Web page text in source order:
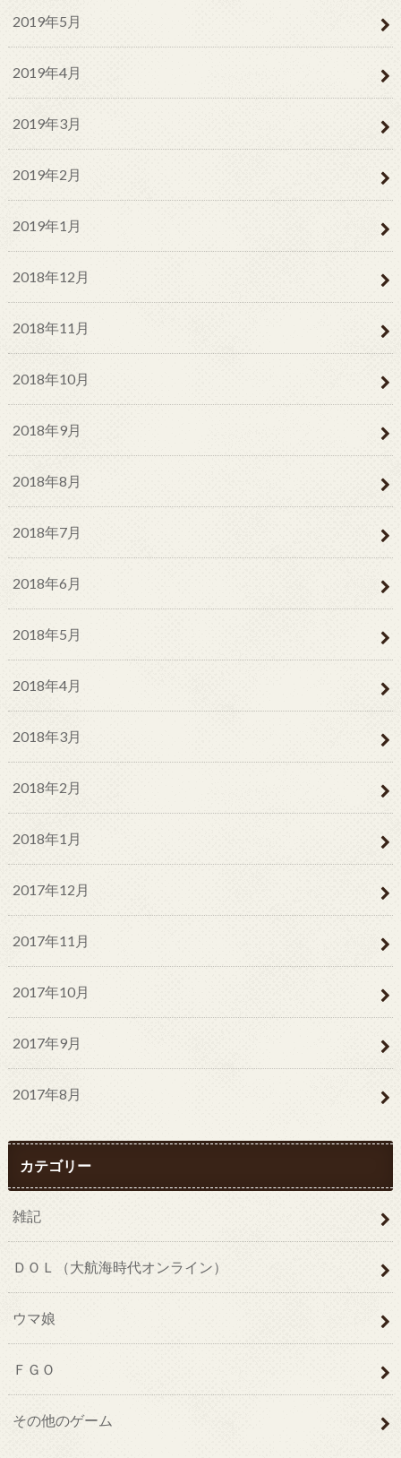
2019年5月
2019年4月
2019年3月
2019年2月
2019年1月
2018年12月
2018年11月
2018年10月
2018年9月
2018年8月
2018年7月
2018年6月
2018年5月
2018年4月
2018年3月
2018年2月
2018年1月
2017年12月
2017年11月
2017年10月
2017年9月
2017年8月
カテゴリー
雑記
ＤＯＬ（大航海時代オンライン）
ウマ娘
ＦＧＯ
その他のゲーム